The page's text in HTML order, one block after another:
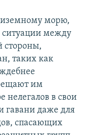
морю,
ситуации между
стороны,
таких как
им
нелегалов в свои
гавани даже для
спасающих